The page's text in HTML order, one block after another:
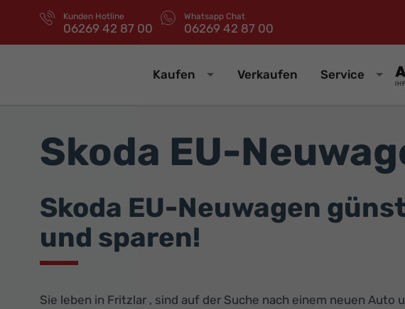
Kunden Hotline
06269 42 87 00
Whatsapp Chat
06269 42 87 00
Kaufen Verkaufen Service
Skoda EU-
Skoda EU-Neuwagen
und sparen!
Sie leben in Fritzlar , sind auf der Suche nach einem neuen Auto